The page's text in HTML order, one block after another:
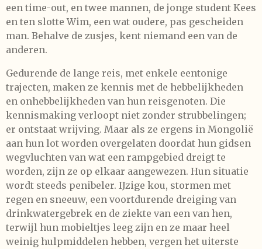
een time-out, en twee mannen, de jonge student Kees
en ten slotte Wim, een wat oudere, pas gescheiden
man. Behalve de zusjes, kent niemand een van de
anderen.
Gedurende de lange reis, met enkele eentonige
trajecten, maken ze kennis met de hebbelijkheden
en onhebbelijkheden van hun reisgenoten. Die
kennismaking verloopt niet zonder strubbelingen;
er ontstaat wrijving. Maar als ze ergens in Mongolië
aan hun lot worden overgelaten doordat hun gidsen
wegvluchten van wat een rampgebied dreigt te
worden, zijn ze op elkaar aangewezen. Hun situatie
wordt steeds penibeler. IJzige kou, stormen met
regen en sneeuw, een voortdurende dreiging van
drinkwatergebrek en de ziekte van een van hen,
terwijl hun mobieltjes leeg zijn en ze maar heel
weinig hulpmiddelen hebben, vergen het uiterste